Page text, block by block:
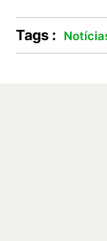
Tags :